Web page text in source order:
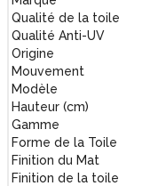
Qualité de la toile
Qualité Anti-UV
Origine
Mouvement
Modèle
Hauteur (cm)
Gamme
Forme de la Toile
Finition du Mat
Finition de la toile